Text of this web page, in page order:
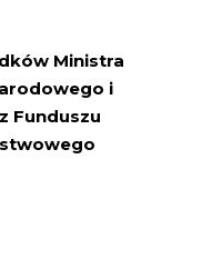
Ministra
i
Funduszu